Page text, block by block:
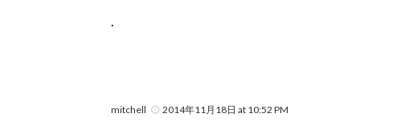
.
mitchell 2014年11月18日 at 10:52 PM